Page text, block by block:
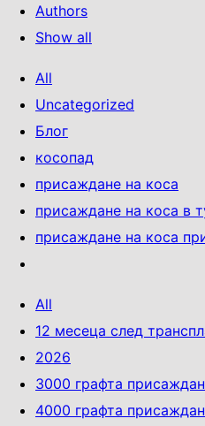
Authors
Show all
All
Uncategorized
Блог
косопад
присаждане на коса
присаждане на коса в
присаждане на коса
All
12 месеца след
2026
3000 графта
4000 графта